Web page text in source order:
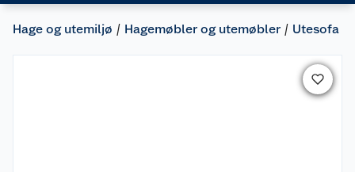
Hage og utemiljø Hagemøbler og utemøbler Utesofa